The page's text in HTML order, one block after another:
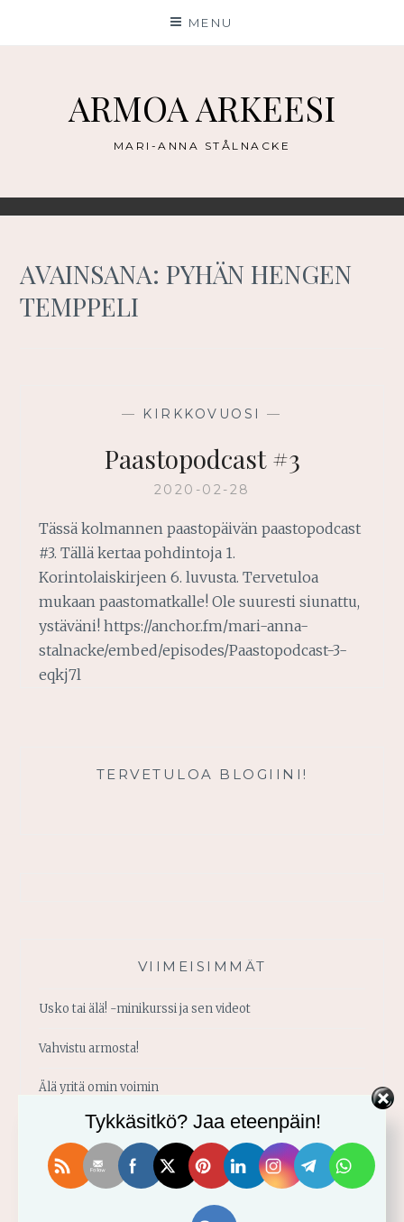
MENU
ARMOA ARKEESI
MARI-ANNA STÅLNACKE
AVAINSANA:PYHÄN HENGEN
TEMPPELI
— KIRKKOVUOSI —
Paastopodcast #3
2020-02-28
Tässä kolmannen paastopäivän paastopodcast
#3. Tällä kertaa pohdintoja 1.
Korintolaiskirjeen 6. luvusta. Tervetuloa
mukaan paastomatkalle! Ole suuresti siunattu,
ystäväni! https://anchor.fm/mari-anna-
stalnacke/embed/episodes/Paastopodcast-3-
eqkj7l
TERVETULOA BLOGIINI!
VIIMEISIMMÄT
Usko tai älä! -minikurssi ja sen videot
Vahvistu armosta!
Älä yritä omin voimin
Käytä saamaasi voimaa!
Palmusunnuntain saarna
Tykkäsitkö? Jaa eteenpäin!